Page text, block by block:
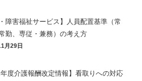
・障害福祉サービス】人員配置基準（常
勤、専従・兼務）の考え方
月29日
年度介護報酬改定情報】看取りへの対応